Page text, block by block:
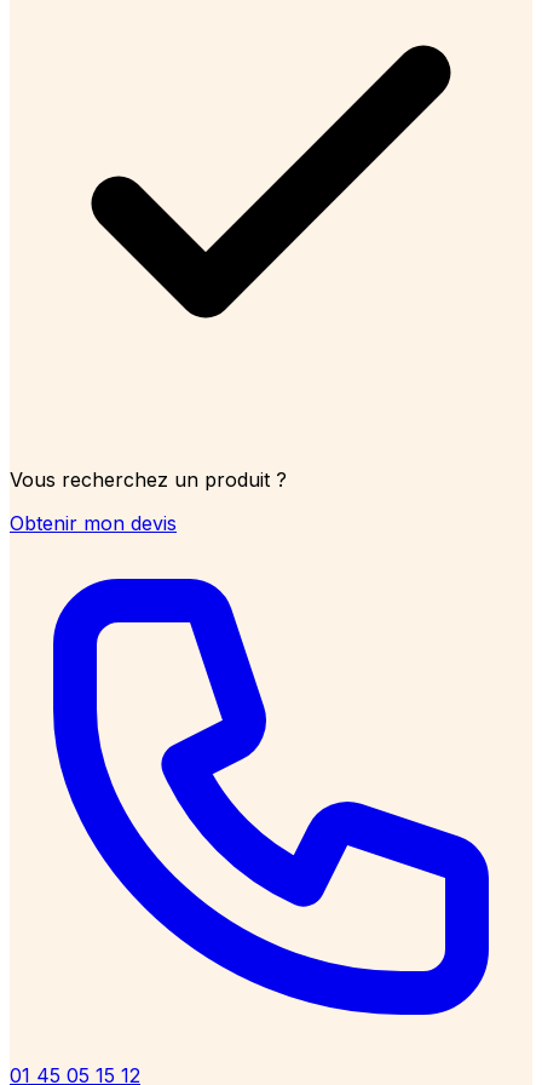
Vous recherchez un produit ?
Obtenir mon devis
01 45 05 15 12